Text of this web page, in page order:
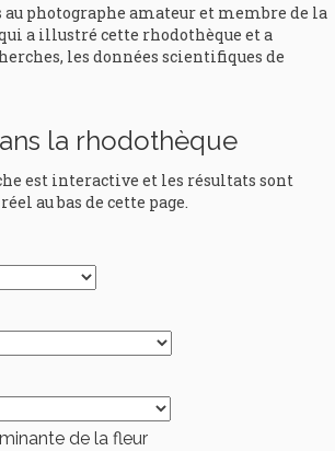
photographe amateur et membre de la
a illustré cette rhodothèque et a
les données scientifiques de
la rhodothèque
est interactive et les résultats sont
au bas de cette page.
de la fleur